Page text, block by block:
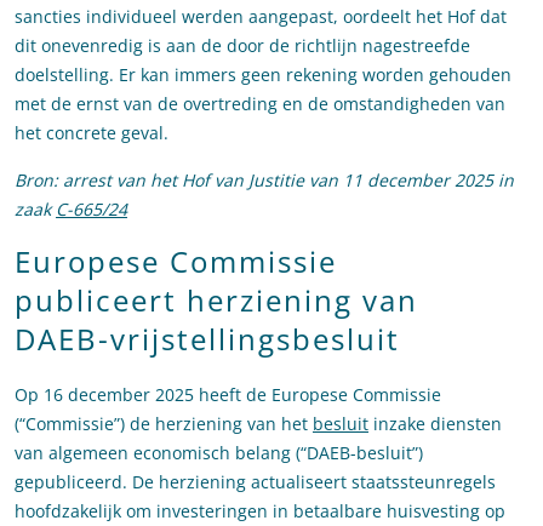
sancties individueel werden aangepast, oordeelt het Hof dat
dit onevenredig is aan de door de richtlijn nagestreefde
doelstelling. Er kan immers geen rekening worden gehouden
met de ernst van de overtreding en de omstandigheden van
het concrete geval.
Bron: arrest van het Hof van Justitie van 11 december 2025 in
zaakC-665/24
Europese Commissie
publiceert herziening van
DAEB-vrijstellingsbesluit
Op 16 december 2025 heeft de Europese Commissie
(“Commissie”) de herziening van het besluit inzake diensten
van algemeen economisch belang (“DAEB-besluit”)
gepubliceerd. De herziening actualiseert staatssteunregels
hoofdzakelijk om investeringen in betaalbare huisvesting op